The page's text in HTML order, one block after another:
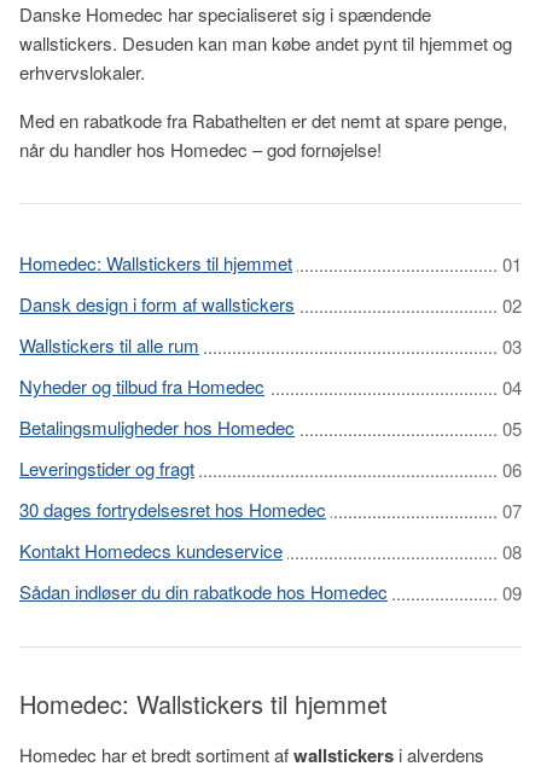
Danske Homedec har specialiseret sig i spændende
wallstickers. Desuden kan man købe andet pynt til hjemmet og
erhvervslokaler.
Med en rabatkode fra Rabathelten er det nemt at spare penge,
når du handler hos Homedec – god fornøjelse!
Homedec: Wallstickers til hjemmet
Dansk design i form af wallstickers
Wallstickers til alle rum
Nyheder og tilbud fra Homedec
Betalingsmuligheder hos Homedec
Leveringstider og fragt
30 dages fortrydelsesret hos Homedec
Kontakt Homedecs kundeservice
Sådan indløser du din rabatkode hos Homedec
Homedec: Wallstickers til hjemmet
Homedec har et bredt sortiment afwallstickers i alverdens